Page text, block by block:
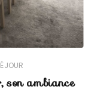
ambiance